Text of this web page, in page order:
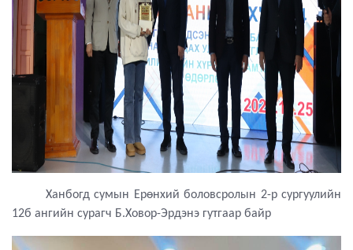
Ханбогд сумын Ерөнхий боловсролын 2-р сургуулийн
12б ангийн сурагч Б.Ховор-Эрдэнэ гутгаар байр